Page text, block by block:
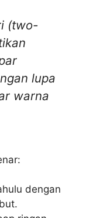
(two-
lupa
warna
dengan